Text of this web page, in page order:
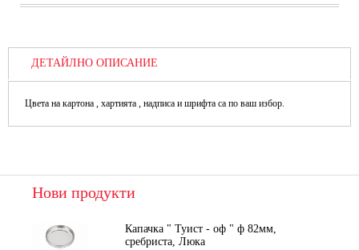
ДЕТАЙЛНО ОПИСАНИЕ
Цвета на картона , хартията , надписа и шрифта са по ваш избор.
Нови продукти
Капачка " Туист - оф " ф 82мм,
сребриста, Люка